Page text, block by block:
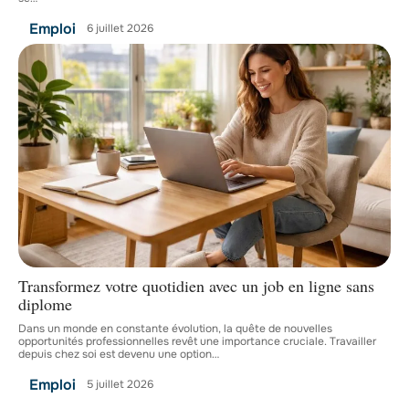
Emploi 6 juillet 2026
Transformez votre quotidien avec un job en ligne sans
diplome
Dans un monde en constante évolution, la quête de nouvelles
opportunités professionnelles revêt une importance cruciale. Travailler
depuis chez soi est devenu une option…
Emploi 5 juillet 2026